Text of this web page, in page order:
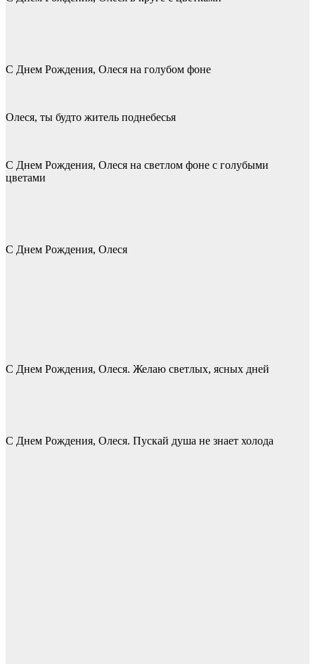
С Днем Рождения, Олеся на голубом фоне
Олеся, ты будто житель поднебесья
С Днем Рождения, Олеся на светлом фоне с голубыми
цветами
С Днем Рождения, Олеся
С Днем Рождения, Олеся. Желаю светлых, ясных дней
С Днем Рождения, Олеся. Пускай душа не знает холода